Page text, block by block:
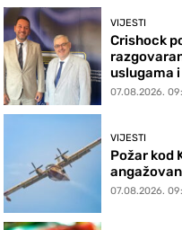
VIJESTI
Crishock
uslugama
07.08.2026.
VIJESTI
Požar kod
07.08.2026.